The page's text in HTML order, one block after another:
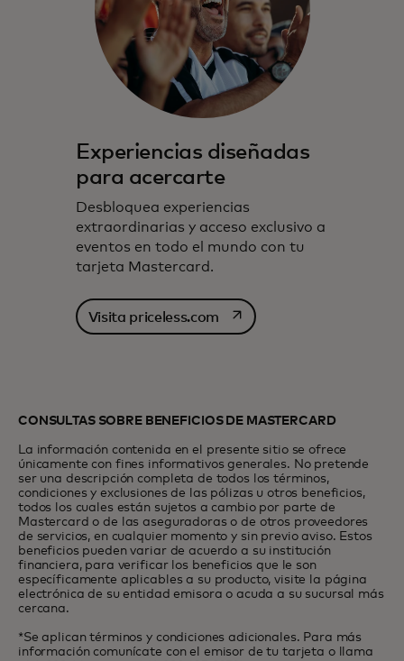
Experiencias diseñadas
para acercarte
Desbloquea experiencias
extraordinarias y acceso exclusivo a
eventos en todo el mundo con tu
tarjeta Mastercard.
Visita priceless.com se abre en una pestaña
CONSULTAS SOBRE BENEFICIOS DE MASTERCARD
La información contenida en el presente sitio se ofrece
únicamente con fines informativos generales. No pretende
ser una descripción completa de todos los términos,
condiciones y exclusiones de las pólizas u otros beneficios,
todos los cuales están sujetos a cambio por parte de
Mastercard o de las aseguradoras o de otros proveedores
de servicios, en cualquier momento y sin previo aviso. Estos
beneficios pueden variar de acuerdo a su institución
financiera, para verificar los beneficios que le son
específicamente aplicables a su producto, visite la página
electrónica de su entidad emisora o acuda a su sucursal más
cercana.
*Se aplican términos y condiciones adicionales. Para más
información comunícate con el emisor de tu tarjeta o llama